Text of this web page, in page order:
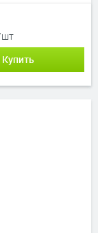
шт
Купить